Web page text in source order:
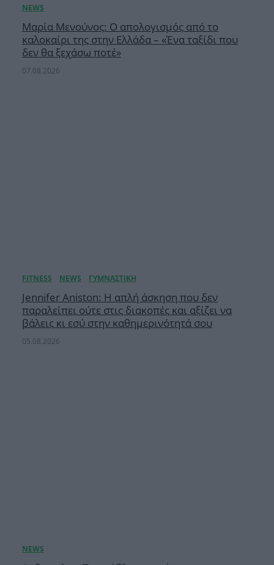
Μαρία Μενούνος: Ο απολογισμός από το
καλοκαίρι της στην Ελλάδα – «Ένα ταξίδι που
δεν θα ξεχάσω ποτέ»
07.08.2026
Jennifer Aniston: Η απλή άσκηση που δεν
παραλείπει ούτε στις διακοπές και αξίζει να
βάλεις κι εσύ στην καθημερινότητά σου
05.08.2026